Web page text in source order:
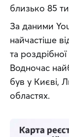
близько 85
За даними
найчастіше
та роздрібної
Водночас
був у Києві,
областях.